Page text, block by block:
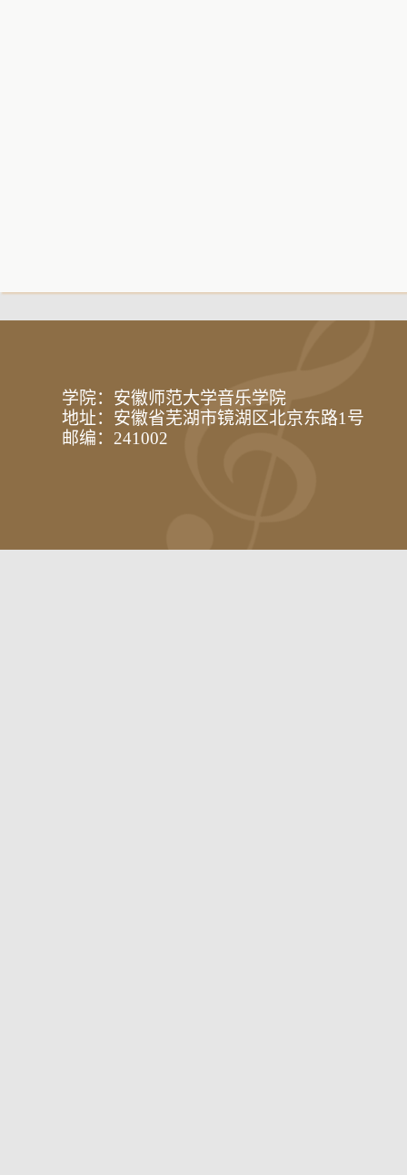
学院：安徽师范大学音乐学院
地址：安徽省芜湖市镜湖区北京东路1号
邮编：241002